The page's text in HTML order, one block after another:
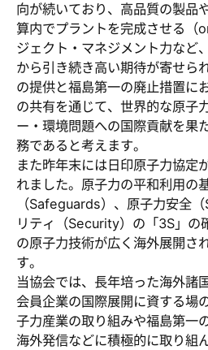
向が続いており、高品質の製品
算内でプラントを完成させる
ジェクト・マネジメント力など
から引き続き高い期待が寄せら
の提供と福島第一の廃止措置に
の共有を通じて、世界的な原子
ー・環境問題への国際貢献を果
務であると考えます。
また昨年末には日印原子力協定
れました。原子力の平和利用の
（Safeguards）、原子力安全
リティ（Security）の「3S」の
の原子力技術が広く海外展開さ
す。
当協会では、長年培った海外諸
会員企業の国際展開に資する場
子力産業の取り組みや福島第一
海外発信などに積極的に取り組